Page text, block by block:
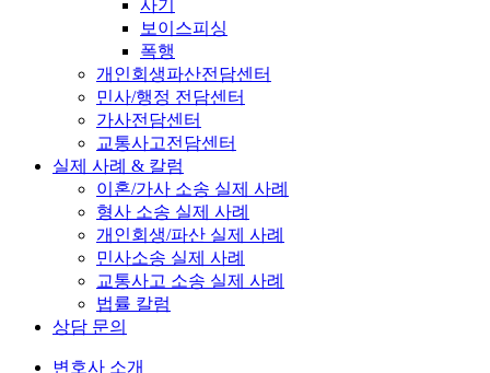
사기
보이스피싱
폭행
개인회생파산전담센터
민사/행정 전담센터
가사전담센터
교통사고전담센터
실제 사례 & 칼럼
이혼/가사 소송 실제 사례
형사 소송 실제 사례
개인회생/파산 실제 사례
민사소송 실제 사례
교통사고 소송 실제 사례
법률 칼럼
상담 문의
변호사 소개